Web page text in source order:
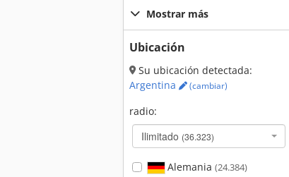
Mostrar más
Ubicación
Su ubicación detectada:
Argentina
(cambiar)
radio:
Ilimitado (36.323)
Alemania (24.384)
Linde V10 Grano Gran Cocina